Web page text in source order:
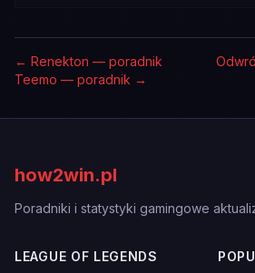
← Renekton — poradnik
Teemo — poradnik →
how2win.pl
Poradniki i statystyki gamingowe
LEAGUE OF LEGENDS